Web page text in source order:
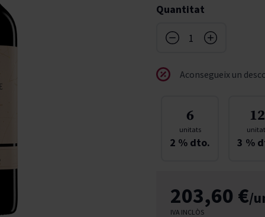
Pago del Cielo
Valduero
Quantitat
Aconsegueix un
6
unitats
2 % dto.
12
3 %
203,60 €/
IVA INCLÒS